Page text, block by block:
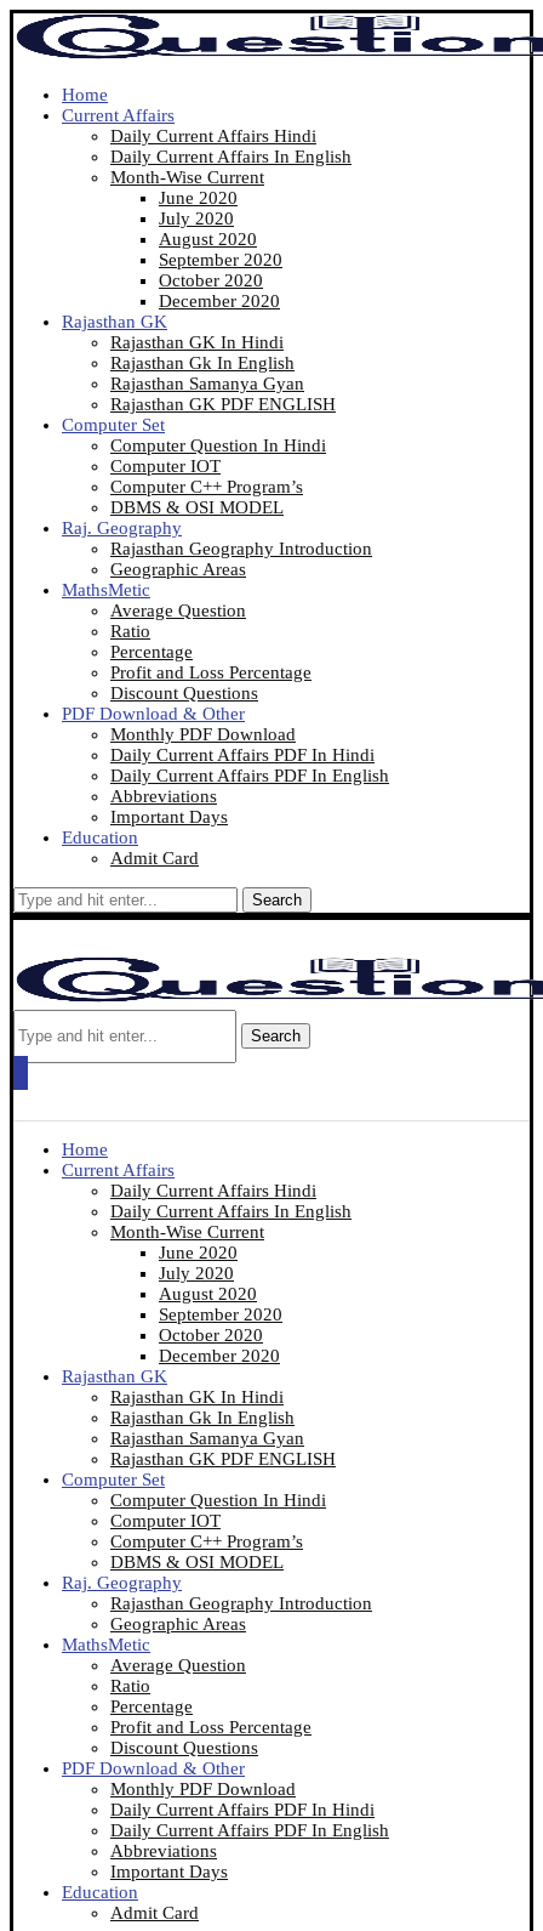
Home
Current Affairs
Daily Current Affairs Hindi
Daily Current Affairs In English
Month-Wise Current
June 2020
July 2020
August 2020
September 2020
October 2020
December 2020
Rajasthan GK
Rajasthan GK In Hindi
Rajasthan Gk In English
Rajasthan Samanya Gyan
Rajasthan GK PDF ENGLISH
Computer Set
Computer Question In Hindi
Computer IOT
Computer C++ Program’s
DBMS & OSI MODEL
Raj. Geography
Rajasthan Geography Introduction
Geographic Areas
MathsMetic
Average Question
Ratio
Percentage
Profit and Loss Percentage
Discount Questions
PDF Download & Other
Monthly PDF Download
Daily Current Affairs PDF In Hindi
Daily Current Affairs PDF In English
Abbreviations
Important Days
Education
Admit Card
Search
Search
Home
Current Affairs
Daily Current Affairs Hindi
Daily Current Affairs In English
Month-Wise Current
June 2020
July 2020
August 2020
September 2020
October 2020
December 2020
Rajasthan GK
Rajasthan GK In Hindi
Rajasthan Gk In English
Rajasthan Samanya Gyan
Rajasthan GK PDF ENGLISH
Computer Set
Computer Question In Hindi
Computer IOT
Computer C++ Program’s
DBMS & OSI MODEL
Raj. Geography
Rajasthan Geography Introduction
Geographic Areas
MathsMetic
Average Question
Ratio
Percentage
Profit and Loss Percentage
Discount Questions
PDF Download & Other
Monthly PDF Download
Daily Current Affairs PDF In Hindi
Daily Current Affairs PDF In English
Abbreviations
Important Days
Education
Admit Card